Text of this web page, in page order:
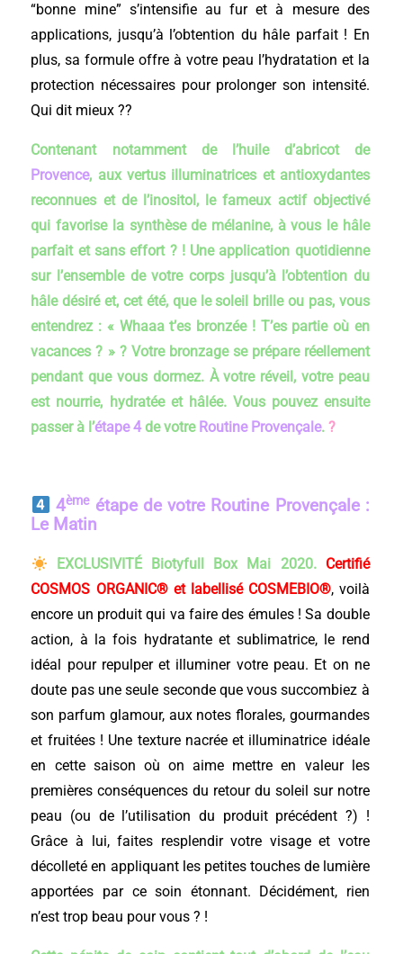
“bonne mine” s’intensifie au fur et à mesure des
applications, jusqu’à l’obtention du hâle parfait ! En
plus, sa formule offre à votre peau l’hydratation et la
protection nécessaires pour prolonger son intensité.
Qui dit mieux ??
Contenant notamment de l’huile d’abricot de
Provence, aux vertus illuminatrices et antioxydantes
reconnues et de l’inositol, le fameux actif objectivé
qui favorise la synthèse de mélanine, à vous le hâle
parfait et sans effort ? ! Une application quotidienne
sur l’ensemble de votre corps jusqu’à l’obtention du
hâle désiré et, cet été, que le soleil brille ou pas, vous
entendrez : « Whaaa t’es bronzée ! T’es partie où en
vacances ? » ? Votre bronzage se prépare réellement
pendant que vous dormez. À votre réveil, votre peau
est nourrie, hydratée et hâlée. Vous pouvez ensuite
passer à l’étape 4 de votre Routine Provençale. ?
4èmeétape de votre Routine Provençale :
Le Matin
EXCLUSIVITÉ Biotyfull Box Mai 2020. Certifié
COSMOS ORGANIC® et labellisé COSMEBIO®, voilà
encore un produit qui va faire des émules ! Sa double
action, à la fois hydratante et sublimatrice, le rend
idéal pour repulper et illuminer votre peau. Et on ne
doute pas une seule seconde que vous succombiez à
son parfum glamour, aux notes florales, gourmandes
et fruitées ! Une texture nacrée et illuminatrice idéale
en cette saison où on aime mettre en valeur les
premières conséquences du retour du soleil sur notre
peau (ou de l’utilisation du produit précédent ?) !
Grâce à lui, faites resplendir votre visage et votre
décolleté en appliquant les petites touches de lumière
apportées par ce soin étonnant. Décidément, rien
n’est trop beau pour vous ? !